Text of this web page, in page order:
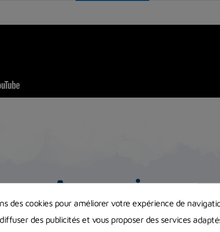
Accessoires
des cookies pour améliorer votre expérience de
des publicités et vous proposer des services